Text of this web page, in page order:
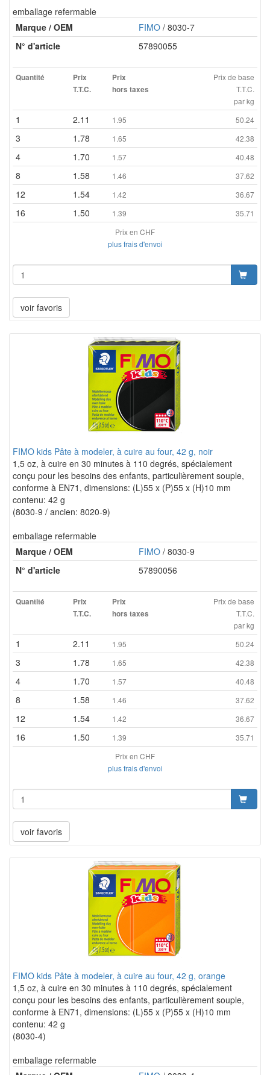
emballage refermable
Marque / OEM
FIMO / 8030-7
N° d'article
57890055
Quantité
Prix
T.T.C.
Prix
hors taxes
Prix de base
T.T.C.
par kg
1 2.11 1.95 50.24
3 1.78 1.65 42.38
4 1.70 1.57 40.48
8 1.58 1.46 37.62
12 1.54 1.42 36.67
16 1.50 1.39
35.71
Prix en CHF
plus frais d'envoi
voir favoris
FIMO kids Pâte à modeler, à cuire au four, 42 g, noir
1,5 oz, à cuire en 30 minutes à 110 degrés, spécialement
conçu pour les besoins des enfants, particulièrement souple,
conforme à EN71, dimensions: (L)55 x (P)55 x (H)10 mm
contenu: 42 g
(8030-9 / ancien: 8020-9)
emballage refermable
Marque / OEM
FIMO / 8030-9
N° d'article
57890056
Quantité
Prix
T.T.C.
Prix
hors taxes
Prix de base
T.T.C.
par kg
1 2.11 1.95 50.24
3 1.78 1.65 42.38
4 1.70 1.57 40.48
8 1.58 1.46 37.62
12 1.54 1.42 36.67
16 1.50 1.39
35.71
Prix en CHF
plus frais d'envoi
voir favoris
FIMO kids Pâte à modeler, à cuire au four, 42 g, orange
1,5 oz, à cuire en 30 minutes à 110 degrés, spécialement
conçu pour les besoins des enfants, particulièrement souple,
conforme à EN71, dimensions: (L)55 x (P)55 x (H)10 mm
contenu: 42 g
(8030-4)
emballage refermable